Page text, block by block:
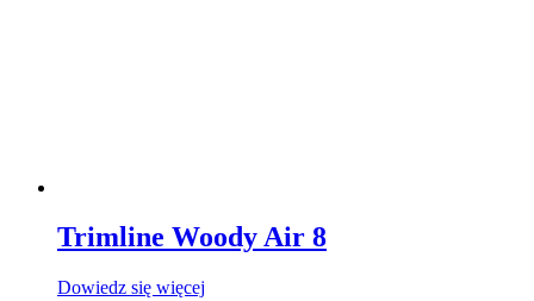
Trimline Woody Air 8
Dowiedz się więcej